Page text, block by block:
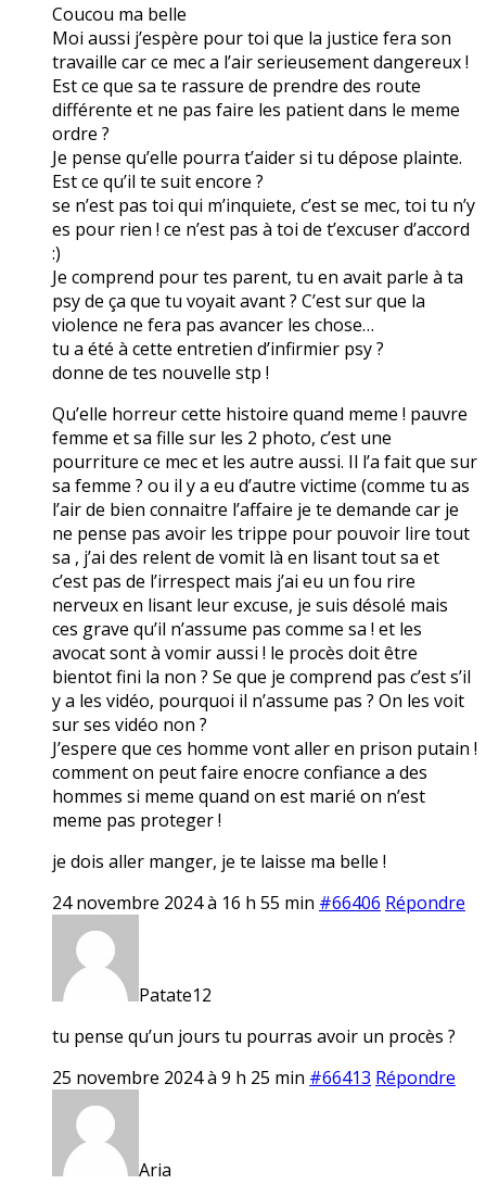
Coucou ma belle
Moi aussi j’espère pour toi que la justice fera son
travaille car ce mec a l’air serieusement dangereux !
Est ce que sa te rassure de prendre des route
différente et ne pas faire les patient dans le meme
ordre ?
Je pense qu’elle pourra t’aider si tu dépose plainte.
Est ce qu’il te suit encore ?
se n’est pas toi qui m’inquiete, c’est se mec, toi tu n’y
es pour rien ! ce n’est pas à toi de t’excuser d’accord
:)
Je comprend pour tes parent, tu en avait parle à ta
psy de ça que tu voyait avant ? C’est sur que la
violence ne fera pas avancer les chose…
tu a été à cette entretien d’infirmier psy ?
donne de tes nouvelle stp !
Qu’elle horreur cette histoire quand meme ! pauvre
femme et sa fille sur les 2 photo, c’est une
pourriture ce mec et les autre aussi. Il l’a fait que sur
sa femme ? ou il y a eu d’autre victime (comme tu as
l’air de bien connaitre l’affaire je te demande car je
ne pense pas avoir les trippe pour pouvoir lire tout
sa , j’ai des relent de vomit là en lisant tout sa et
c’est pas de l’irrespect mais j’ai eu un fou rire
nerveux en lisant leur excuse, je suis désolé mais
ces grave qu’il n’assume pas comme sa ! et les
avocat sont à vomir aussi ! le procès doit être
bientot fini la non ? Se que je comprend pas c’est s’il
y a les vidéo, pourquoi il n’assume pas ? On les voit
sur ses vidéo non ?
J’espere que ces homme vont aller en prison putain !
comment on peut faire enocre confiance a des
hommes si meme quand on est marié on n’est
meme pas proteger !
je dois aller manger, je te laisse ma belle !
24 novembre 2024 à 16 h 55 min #66406 Répondre
Patate12
tu pense qu’un jours tu pourras avoir un procès ?
25 novembre 2024 à 9 h 25 min #66413 Répondre
Aria